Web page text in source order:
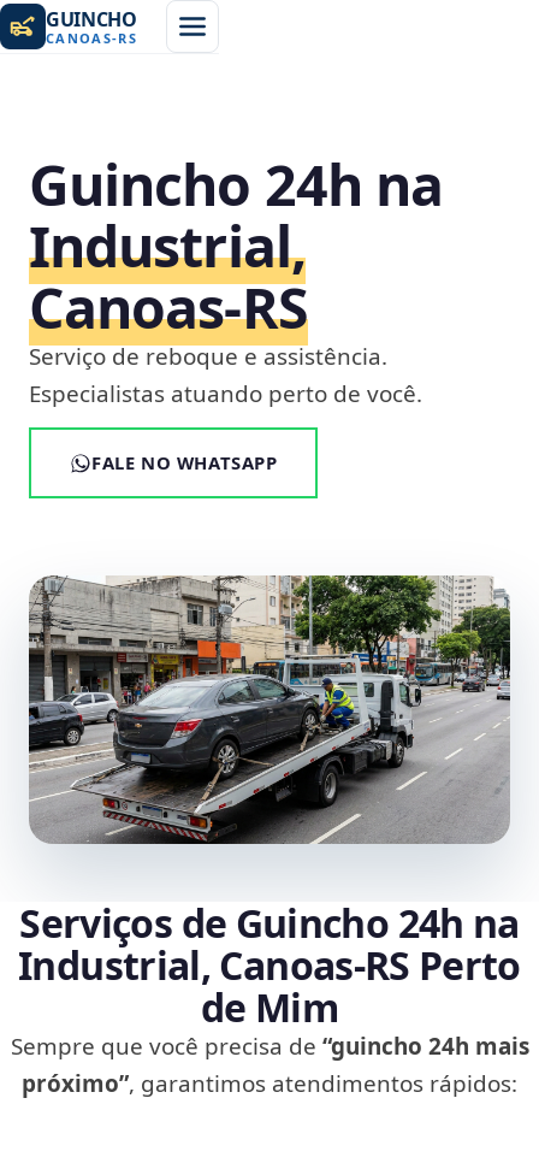
GUINCHO
CANOAS-RS
Guincho 24h na
Industrial,
Canoas‑RS
Serviço de reboque e assistência.
Especialistas atuando perto de você.
FALE NO WHATSAPP
Serviços de Guincho 24h na
Industrial, Canoas‑RS Perto
de Mim
Sempre que você precisa de “guincho 24h mais
próximo”, garantimos atendimentos rápidos: